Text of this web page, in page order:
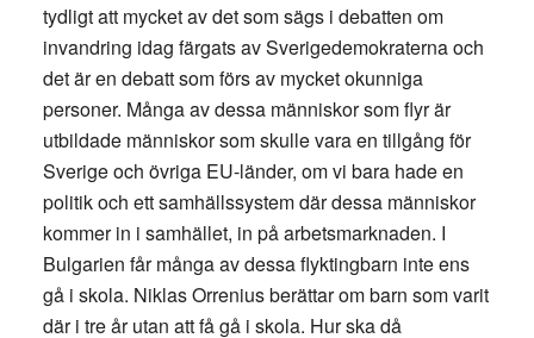
tydligt att mycket av det som sägs i debatten om
invandring idag färgats av Sverigedemokraterna och
det är en debatt som förs av mycket okunniga
personer. Många av dessa människor som flyr är
utbildade människor som skulle vara en tillgång för
Sverige och övriga EU-länder, om vi bara hade en
politik och ett samhällssystem där dessa människor
kommer in i samhället, in på arbetsmarknaden. I
Bulgarien får många av dessa flyktingbarn inte ens
gå i skola. Niklas Orrenius berättar om barn som varit
där i tre år utan att få gå i skola. Hur ska då